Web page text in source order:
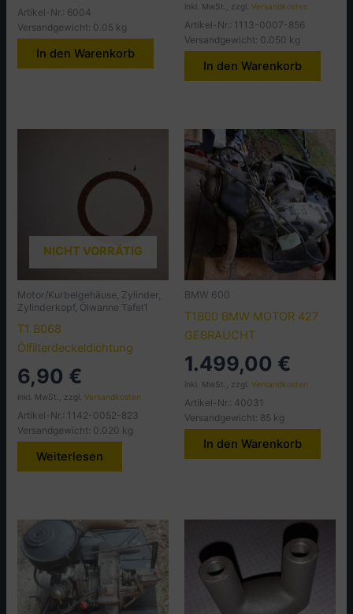
Artikel-Nr.: 6004
Versandgewicht: 0.05 kg
In den Warenkorb
inkl. MwSt., zzgl. Versandkosten
Artikel-Nr.: 1113-0007-856
Versandgewicht: 0.050 kg
In den Warenkorb
NICHT VORRÄTIG
Motor/Kurbelgehäuse, Zylinder,
Zylinderkopf, Ölwanne Tafel1
T1 B068
Ölfilterdeckeldichtung
6,90 €
inkl. MwSt., zzgl.Versandkosten
Artikel-Nr.: 1142-0052-823
Versandgewicht: 0.020 kg
Weiterlesen
BMW 600
T1B00 BMW MOTOR 427
GEBRAUCHT
1.499,00 €
inkl. MwSt., zzgl. Versandkosten
Artikel-Nr.: 40031
Versandgewicht: 85 kg
In den Warenkorb